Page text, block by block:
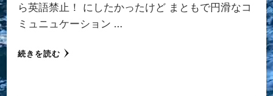
ら英語禁止！ にしたかったけど まともで円滑なコ
ミュニュケーション …
続きを読む